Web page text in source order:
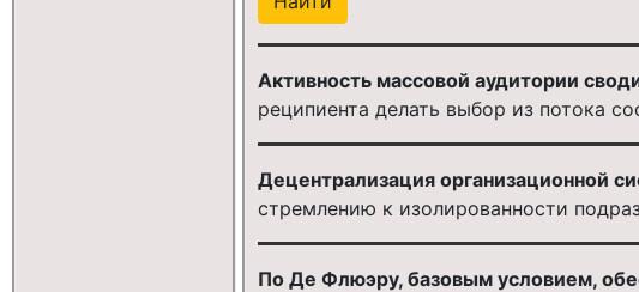
Активность массовой аудитории
реципиента делать выбор из потока
Децентрализация организационной
стремлению к изолированности
По Де Флюэру, базовым условием,